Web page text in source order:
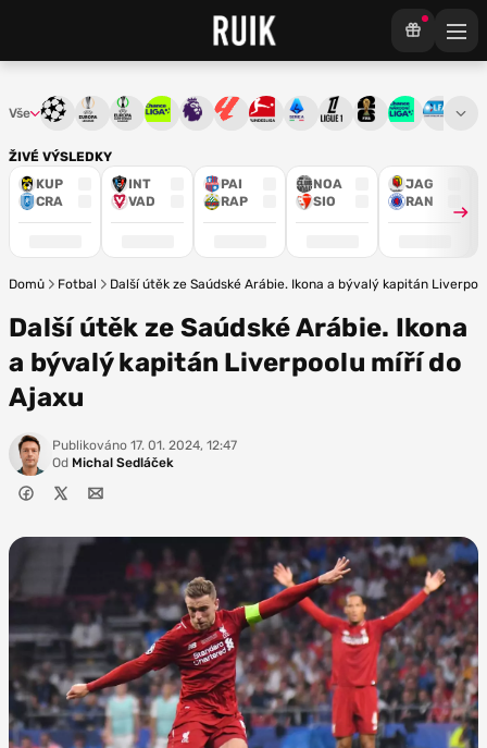
ŽIVÉ VÝSLEDKY
KUP
CRA
INT
VAD
PAI
RAP
NOA
SIO
JAG
RAN
Vše Liga mistrůEvropská liga
Konferenční liga
Chance ligaPremier League
La LigaBundesliga
Serie ALigue 1Mistrovství světa
Chance3. ČFL
Domů Fotbal Další útěk ze Saúdské Arábie. Ikona a bývalý kapitán
Další útěk ze Saúdské Arábie. Ikona
a bývalý kapitán Liverpoolu míří do
Ajaxu
Publikováno 17. 01. 2024, 12:47
Od Michal Sedláček